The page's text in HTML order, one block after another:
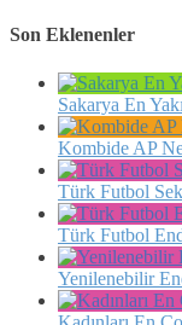
Son Eklenenler
Sakarya En
Kombide AP
Türk Futbol
Türk Futbol
Yenilenebilir